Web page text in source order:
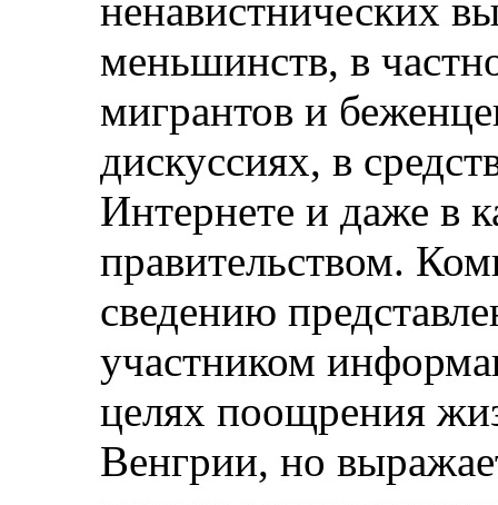
ненавистнических
меньшинств, в
мигрантов и
дискуссиях, в
Интернете и даже в
правительством.
сведению
участником
целях поощрения
Венгрии, но